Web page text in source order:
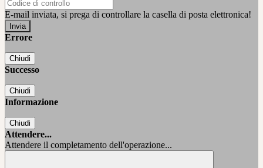
E-mail inviata, si prega di controllare la casella di posta elettronica!
Errore
Chiudi
Successo
Chiudi
Informazione
Chiudi
Attendere...
Attendere il completamento dell'operazione...